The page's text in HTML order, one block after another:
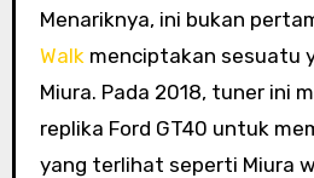
Menariknya, ini bukan
Walk menciptakan sesuatu
Miura. Pada 2018, tuner ini
replika Ford GT40 untuk
yang terlihat seperti Miura